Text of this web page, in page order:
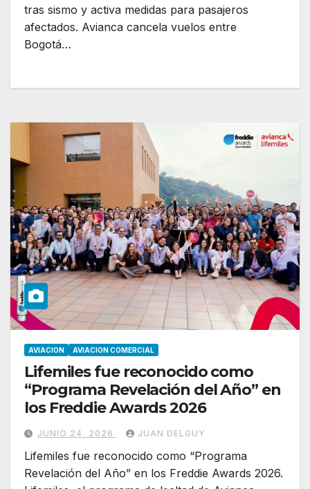
tras sismo y activa medidas para pasajeros
afectados. Avianca cancela vuelos entre
Bogotá…
AVIACION AVIACION COMERCIAL
Lifemiles fue reconocido como
“Programa Revelación del Año” en
los Freddie Awards 2026
JUNIO 24, 2026 JUAN DELGUY
Lifemiles fue reconocido como “Programa
Revelación del Año” en los Freddie Awards 2026.